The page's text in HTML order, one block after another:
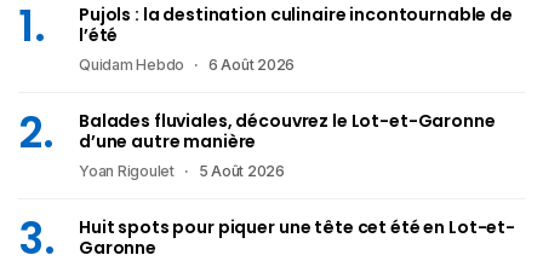
Pujols : la destination culinaire incontournable de
l’été
Quidam Hebdo 6 Août 2026
Balades fluviales, découvrez le Lot-et-Garonne
d’une autre manière
Yoan Rigoulet 5 Août 2026
Huit spots pour piquer une tête cet été en Lot-et-
Garonne